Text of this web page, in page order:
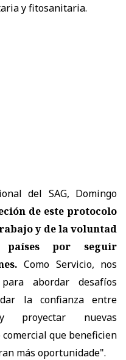
y fitosanitaria.
del SAG, Domingo
de este protocolo
y de la voluntad
países por seguir
Como Servicio, nos
abordar desafíos
la confianza entre
proyectar nuevas
que beneficien
más oportunidade".